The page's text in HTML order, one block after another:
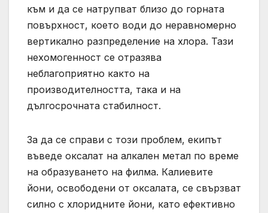
към и да се натрупват близо до горната
повърхност, което води до неравномерно
вертикално разпределение на хлора. Тази
нехомогенност се отразява
неблагоприятно както на
производителността, така и на
дългосрочната стабилност.
За да се справи с този проблем, екипът
въведе оксалат на алкален метал по време
на образуването на филма. Калиевите
йони, освободени от оксалата, се свързват
силно с хлоридните йони, като ефективно